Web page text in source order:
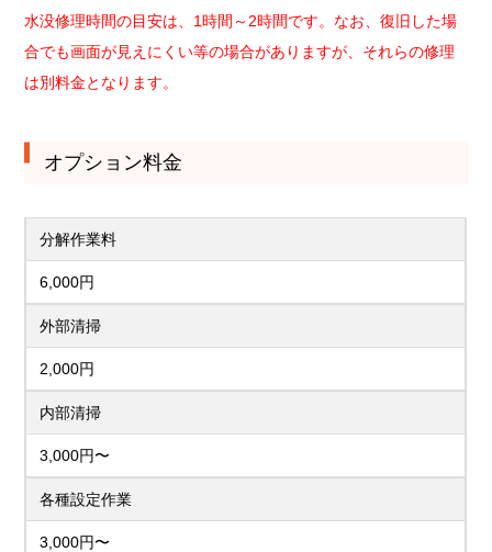
水没修理時間の目安は、1時間～2時間です。なお、復旧した場
合でも画面が見えにくい等の場合がありますが、それらの修理
は別料金となります。
オプション料金
分解作業料
6,000円
外部清掃
2,000円
内部清掃
3,000円〜
各種設定作業
3,000円〜